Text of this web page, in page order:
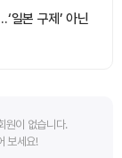
일본 구제’ 아닌
원이 없습니다.
보세요!